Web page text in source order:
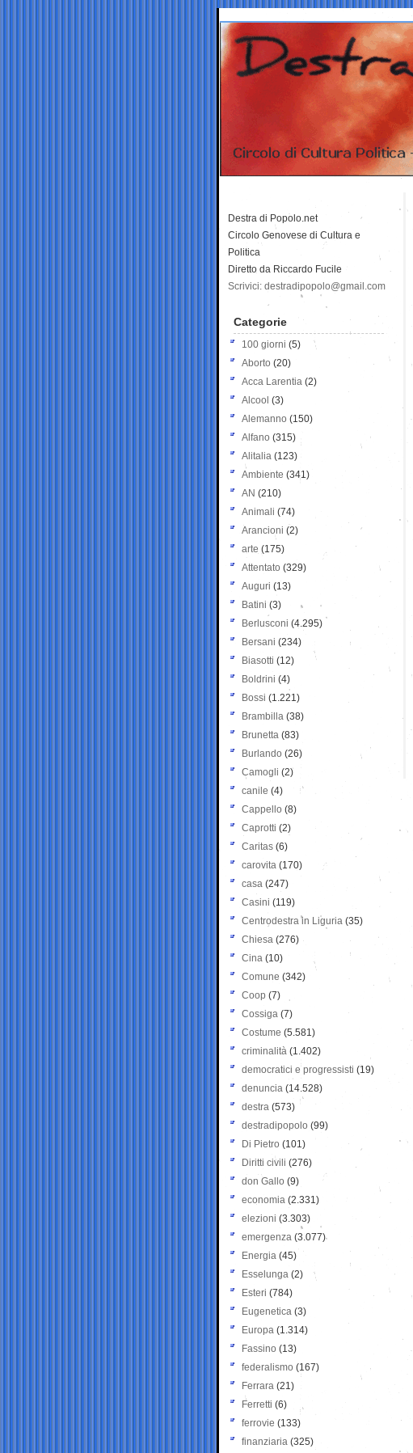
Destra di Popolo.net
Circolo Genovese di Cultura e
Politica
Diretto da Riccardo Fucile
Scrivici: destradipopolo@gmail.com
Categorie
100 giorni (5)
Aborto (20)
Acca Larentia (2)
Alcool (3)
Alemanno (150)
Alfano (315)
Alitalia (123)
Ambiente (341)
AN (210)
Animali (74)
Arancioni (2)
arte (175)
Attentato (329)
Auguri (13)
Batini (3)
Berlusconi (4.295)
Bersani (234)
Biasotti (12)
Boldrini (4)
Bossi (1.221)
Brambilla (38)
Brunetta (83)
Burlando (26)
Camogli (2)
canile (4)
Cappello (8)
Caprotti (2)
Caritas (6)
carovita (170)
casa (247)
Casini (119)
Centrodestra in Liguria (35)
Chiesa (276)
Cina (10)
Comune (342)
Coop (7)
Cossiga (7)
Costume (5.581)
criminalità (1.402)
democratici e progressisti (19)
denuncia (14.528)
destra (573)
destradipopolo (99)
Di Pietro (101)
Diritti civili (276)
don Gallo (9)
economia (2.331)
elezioni (3.303)
emergenza (3.077)
Energia (45)
Esselunga (2)
Esteri (784)
Eugenetica (3)
Europa (1.314)
Fassino (13)
federalismo (167)
Ferrara (21)
Ferretti (6)
ferrovie (133)
finanziaria (325)